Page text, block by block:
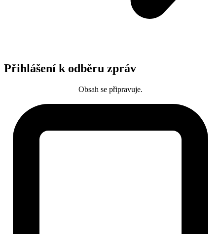
Přihlášení k odběru zpráv
Obsah se připravuje.